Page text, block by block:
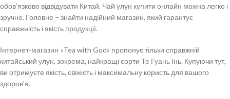
обов’язково відвідувати Китай. Чай улун купити онлайн можна легко і
зручно. Головне – знайти надійний магазин, який гарантує
справжність і якість продукції.
Інтернет-магазин «Tea with God» пропонує тільки справжній
китайський улун, зокрема, найкращі сорти Те Гуань Інь. Купуючи тут,
ви отримуєте якість, свіжість і максимальну користь для вашого
здоров’я.